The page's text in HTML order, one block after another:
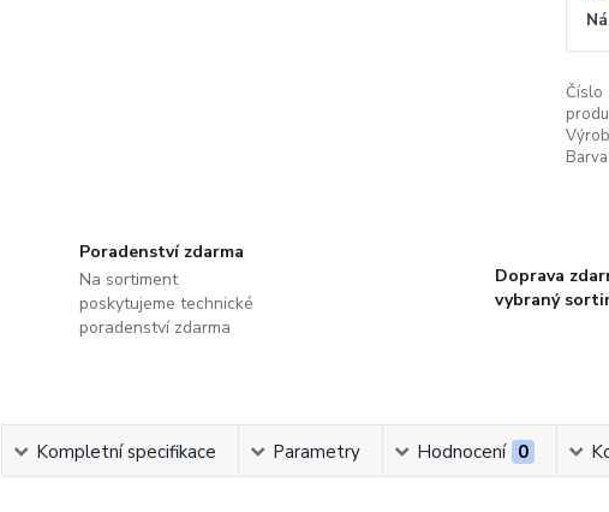
Číslo
Barva:
Poradenství zdarma
Na sortiment
poskytujeme technické
poradenství zdarma
Doprava
vybraný
Kompletní specifikace Parametry Hodnocení 0